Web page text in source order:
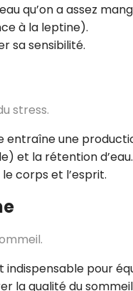
qu’on a assez
à la leptine).
sa sensibilité.
stress.
entraîne une
et la rétention d’eau.
corps et l’esprit.
indispensable pour
la qualité du